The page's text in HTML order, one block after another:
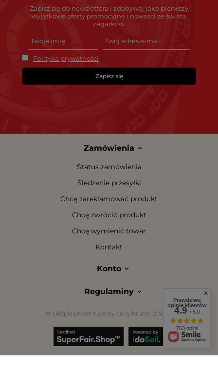
Zapisz się do newslettera i zdobywaj jako pierwszy
wyjątkowe oferty promocyjne i nowości ze świata
zegarków.
Polityka prywatności
Zapisz się
Zamówienia
Status zamówienia
Śledzenie przesyłki
Chcę zareklamować produkt
Chcę zwrócić produkt
Chcę wymienić towar
Kontakt
Konto
Regulaminy
W sklepie prezentujemy ceny brutto (z VAT).
Prawdziwe
opinie klientów
4.9/ 5.0
763 opinii